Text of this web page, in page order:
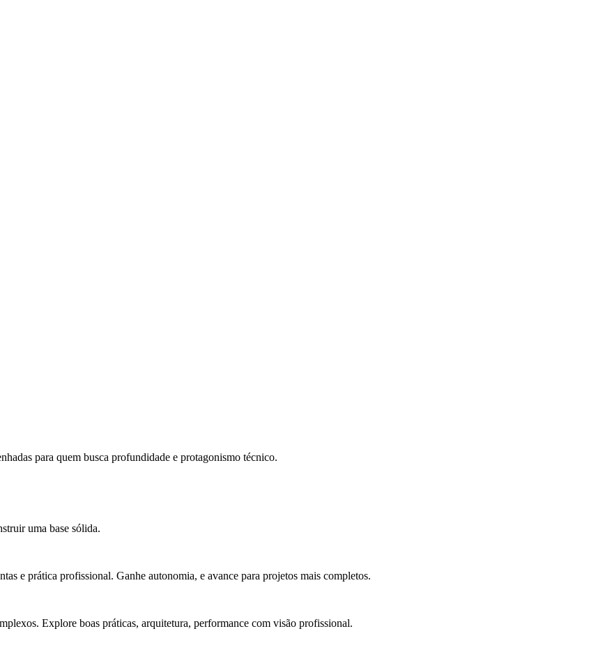
para quem busca profundidade e protagonismo técnico.
uma base sólida.
e prática profissional. Ganhe autonomia, e avance para projetos mais completos.
Explore boas práticas, arquitetura, performance com visão profissional.